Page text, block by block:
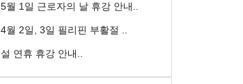
5월 1일 근로자의 날 휴강 안내..
4월 2일, 3일 필리핀 부활절 ..
설 연휴 휴강 안내..